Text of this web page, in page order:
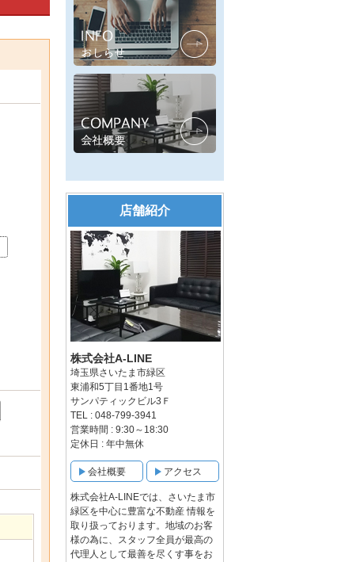
店舗紹介
株式会社A-LINE
埼玉県さいたま市緑区
東浦和5丁目1番地1号
サンパティックビル3Ｆ
TEL : 048-799-3941
営業時間 : 9:30～18:30
定休日 : 年中無休
会社概要 アクセス
株式会社A-LINEでは、さいたま市
緑区を中心に豊富な不動産 情報を
取り扱っております。地域のお客
様の為に、スタッフ全員が最高の
代理人として最善を尽くす事をお